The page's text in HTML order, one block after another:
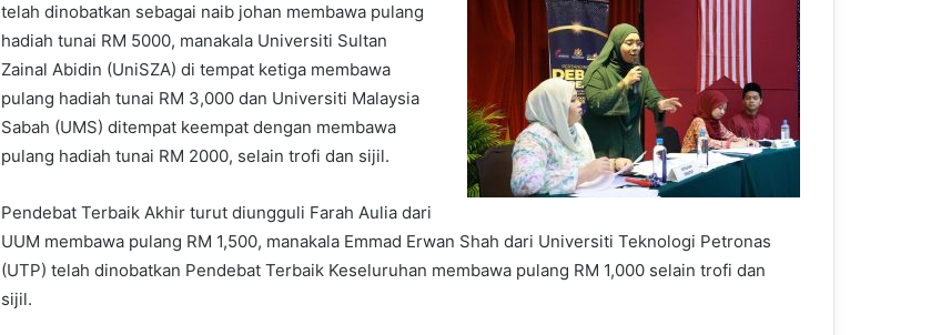
telah dinobatkan sebagai naib johan membawa pulang
hadiah tunai RM 5000, manakala Universiti Sultan
Zainal Abidin (UniSZA) di tempat ketiga membawa
pulang hadiah tunai RM 3,000 dan Universiti Malaysia
Sabah (UMS) ditempat keempat dengan membawa
pulang hadiah tunai RM 2000, selain trofi dan sijil.
Pendebat Terbaik Akhir turut diungguli Farah Aulia dari
UUM membawa pulang RM 1,500, manakala Emmad Erwan Shah dari Universiti Teknologi Petronas
(UTP) telah dinobatkan Pendebat Terbaik Keseluruhan membawa pulang RM 1,000 selain trofi dan
sijil.